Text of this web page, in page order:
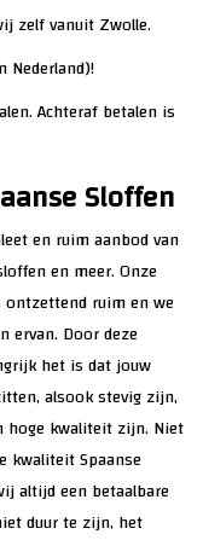
zelf vanuit Zwolle.
Nederland)!
Achteraf betalen is
Sloffen
en ruim aanbod van
en meer. Onze
ruim en we
ervan. Door deze
het is dat jouw
alsook stevig zijn,
hoge kwaliteit zijn. Niet
kwaliteit Spaanse
altijd een betaalbare
duur te zijn, het